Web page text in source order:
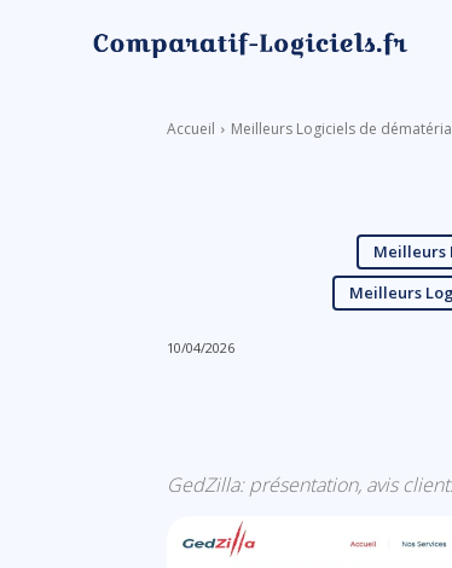
Accueil Meilleurs Logiciels de
Meilleurs
Meilleurs
10/04/2026
GedZilla: présentation, avis